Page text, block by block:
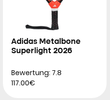
Adidas Metalbone
Superlight 2026
Bewertung: 7.8
117.00€